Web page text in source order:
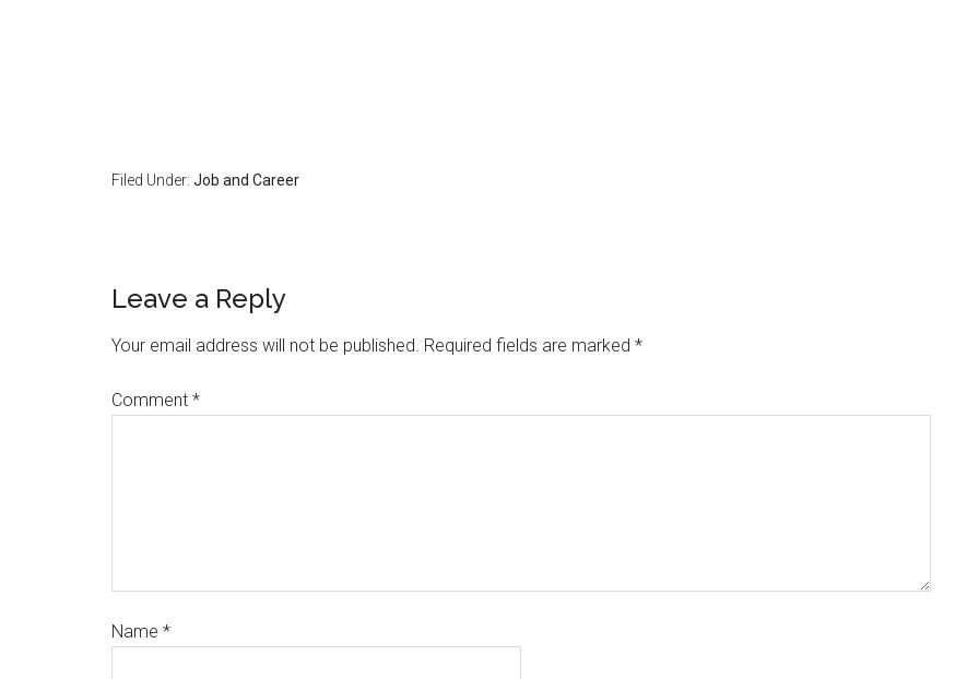
Filed Under: Job and Career
Leave a Reply
Your email address will not be published. Required fields are marked *
Comment *
Name *